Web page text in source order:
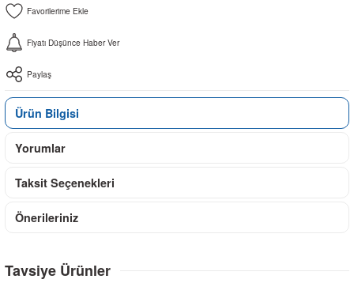
Fiyatı Düşünce Haber Ver
Paylaş
Ürün Bilgisi
Yorumlar
Taksit Seçenekleri
Önerileriniz
Tavsiye Ürünler